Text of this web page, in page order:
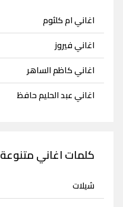
اغاني ام كلثوم
اغاني فيروز
اغاني كاظم الساهر
اغاني عبد الحليم حافظ
كلمات اغاني متنوعة
شيلات